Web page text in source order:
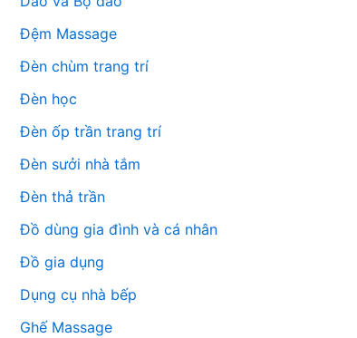
Đệm Massage
Đèn chùm trang trí
Đèn học
Đèn ốp trần trang trí
Đèn sưởi nhà tắm
Đèn thả trần
Đồ dùng gia đình và cá nhân
Đồ gia dụng
Dụng cụ nhà bếp
Ghế Massage